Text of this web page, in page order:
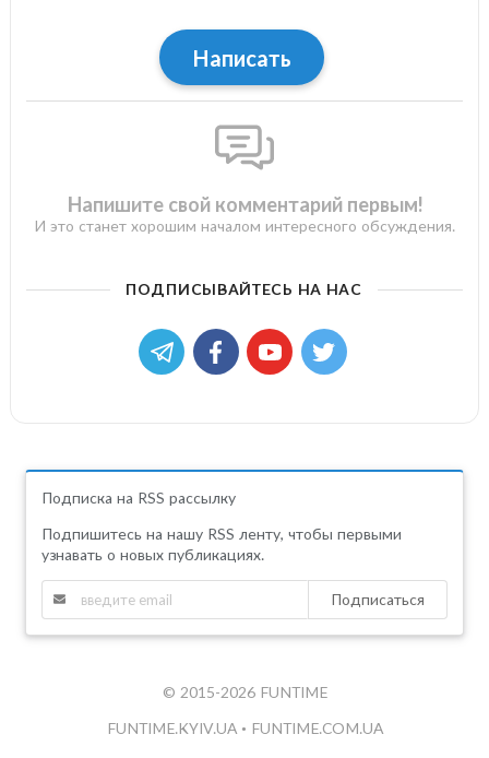
Написать
Напишите свой комментарий первым!
И это станет хорошим началом интересного обсуждения.
ПОДПИСЫВАЙТЕСЬ НА НАС
Подписка на RSS рассылку
Подпишитесь на нашу RSS ленту, чтобы первыми
узнавать о новых публикациях.
Подписаться
© 2015-2026 FUNTIME
FUNTIME.KYIV.UA • FUNTIME.COM.UA